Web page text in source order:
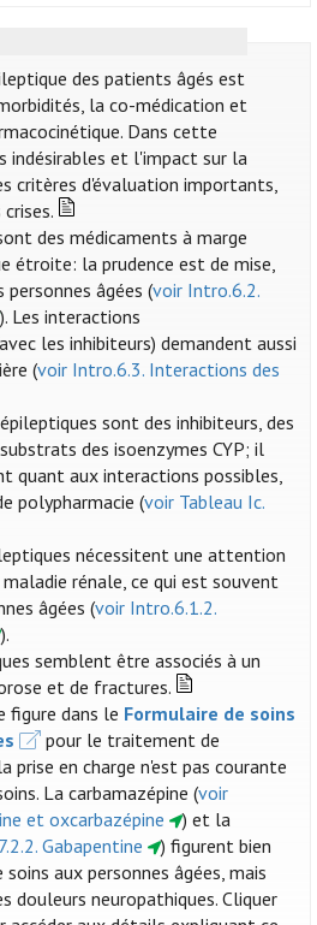
des patients âgés est
la co-médication et
Dans cette
et l'impact sur la
critères d'évaluation importants,
des médicaments à marge
étroite: la prudence est de mise,
âgées (voir Intro.6.2.
). Les interactions
les inhibiteurs) demandent aussi
(voir Intro.6.3. Interactions des
sont des inhibiteurs, des
des isoenzymes CYP; il
quant aux interactions possibles,
polypharmacie (voir Tableau Ic.
nécessitent une attention
rénale, ce qui est souvent
âgées (voir Intro.6.1.2.
).
semblent être associés à un
et de fractures.
figure dans le Formulaire de soins
pour le traitement de
prise en charge n'est pas courante
La carbamazépine (voir
et oxcarbazépine
) et la
Gabapentine
) figurent bien
aux personnes âgées, mais
douleurs neuropathiques. Cliquer